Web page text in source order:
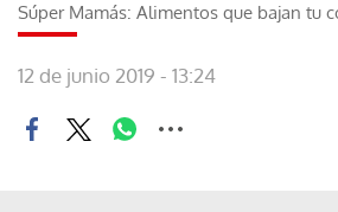
Súper Mamás: Alimentos que bajan tu
12 de junio 2019 - 13:24